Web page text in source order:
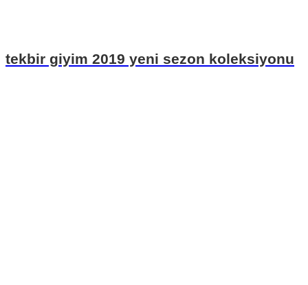
tekbir giyim 2019 yeni sezon koleksiyonu